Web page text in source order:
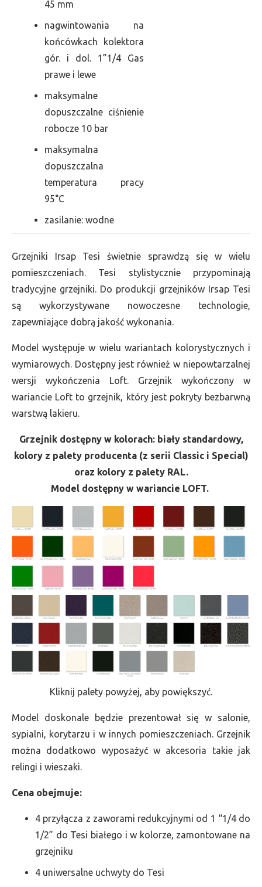
45 mm
nagwintowania na
końcówkach kolektora
gór. i dol. 1”1/4 Gas
prawe i lewe
maksymalne
dopuszczalne ciśnienie
robocze 10 bar
maksymalna
dopuszczalna
temperatura pracy
95°C
zasilanie: wodne
Grzejniki Irsap Tesi świetnie sprawdzą się w wielu
pomieszczeniach. Tesi stylistycznie przypominają
tradycyjne grzejniki. Do produkcji grzejników Irsap Tesi
są wykorzystywane nowoczesne technologie,
zapewniające dobrą jakość wykonania.
Model występuje w wielu wariantach kolorystycznych i
wymiarowych. Dostępny jest również w niepowtarzalnej
wersji wykończenia Loft. Grzejnik wykończony w
wariancie Loft to grzejnik, który jest pokryty bezbarwną
warstwą lakieru.
Grzejnik dostępny w kolorach: biały standardowy,
kolory z palety producenta (z serii Classic i Special)
oraz kolory z palety RAL.
Model dostępny w wariancie LOFT.
Kliknij palety powyżej, aby powiększyć.
Model doskonale będzie prezentował się w salonie,
sypialni, korytarzu i w innych pomieszczeniach. Grzejnik
można dodatkowo wyposażyć w akcesoria takie jak
relingi i wieszaki.
Cena obejmuje:
4 przyłącza z zaworami redukcyjnymi od 1 “1/4 do
1/2” do Tesi białego i w kolorze, zamontowane na
grzejniku
4 uniwersalne uchwyty do Tesi